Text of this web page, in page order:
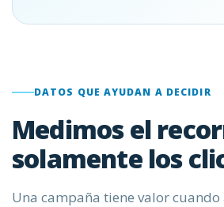
DATOS QUE AYUDAN A DECIDIR
Medimos el
solamente los
Una campaña tiene valor cuando